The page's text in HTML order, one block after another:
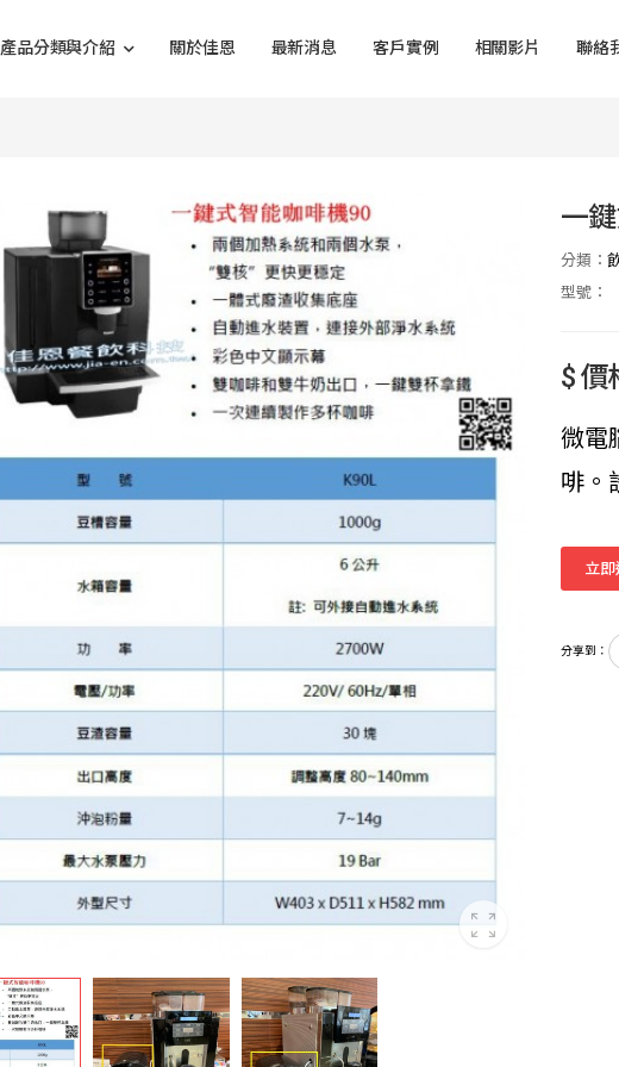
產品分類與介紹 關於佳恩 最新消息 客戶實例 相關影片 聯絡
一
分類：
型號：
$ 價
微電
啡。
立
分享到：